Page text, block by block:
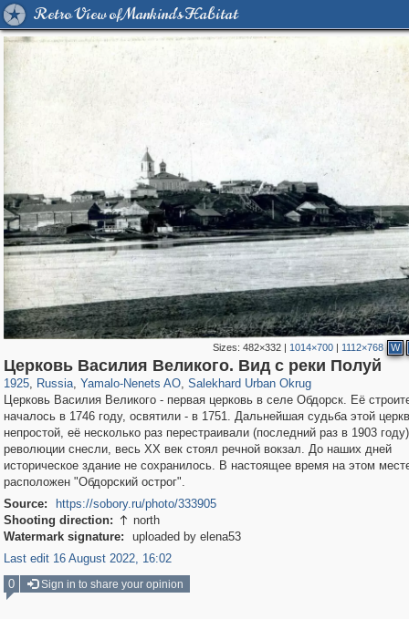
Retro View of Mankind's Habitat
Sizes:482×332 | 1014×700 | 1112×768 W
Церковь Василия Великого. Вид c реки Полуй
1925, Russia
1,406,672 29,243
, Yamalo-Nenets AO
1,911 5
, Salekhard Urban Okrug
258 2
Церковь Василия Великого - первая церковь в селе Обдорск. Её
началось в 1746 году, освятили - в 1751. Дальнейшая судьба этой
непростой, её несколько раз перестраивали (последний раз в 1903
революции снесли, весь XX век стоял речной вокзал. До наших дней
историческое здание не сохранилось. В настоящее время на этом
расположен "Обдорский острог".
Source:
https://sobory.ru/photo/333905
Shooting direction:  north
Watermark signature:
uploaded by elena53
Last edit 16 August 2022, 16:02
0
Sign in to share your opinion